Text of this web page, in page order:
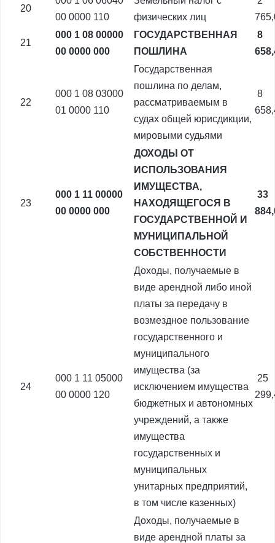
20
00 0000 110
физических лиц
21
000 1 08 00000
00 0000 000
ГОСУДАРСТВЕННАЯ
ПОШЛИНА
8
22
000 1 08 03000
01 0000 110
Государственная
пошлина по делам,
рассматриваемым в
судах общей юрисдикции,
мировыми судьями
8
23
000 1 11 00000
00 0000 000
ДОХОДЫ ОТ
ИСПОЛЬЗОВАНИЯ
ИМУЩЕСТВА,
НАХОДЯЩЕГОСЯ В
ГОСУДАРСТВЕННОЙ И
МУНИЦИПАЛЬНОЙ
СОБСТВЕННОСТИ
33
24
000 1 11 05000
00 0000 120
Доходы, получаемые в
виде арендной либо иной
платы за передачу в
возмездное пользование
государственного и
муниципального
имущества (за
исключением имущества
бюджетных и автономных
учреждений, а также
имущества
государственных и
муниципальных
унитарных предприятий,
в том числе казенных)
25
Доходы, получаемые в
виде арендной платы за